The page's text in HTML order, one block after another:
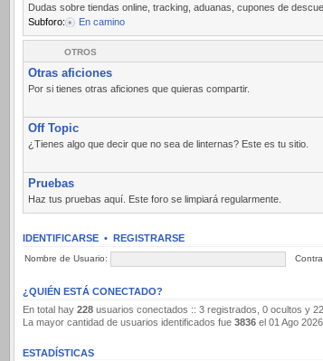
Dudas sobre tiendas online, tracking, aduanas, cupones de
Subforo:
En camino
OTROS
Otras aficiones
Por si tienes otras aficiones que quieras compartir.
Off Topic
¿Tienes algo que decir que no sea de linternas? Este es tu sitio.
Pruebas
Haz tus pruebas aquí. Este foro se limpiará regularmente.
IDENTIFICARSE • REGISTRARSE
Nombre de Usuario:
¿QUIÉN ESTÁ CONECTADO?
En total hay 228 usuarios conectados :: 3 registrados, 0 ocultos y
La mayor cantidad de usuarios identificados fue 3836 el 01 Ago
ESTADÍSTICAS